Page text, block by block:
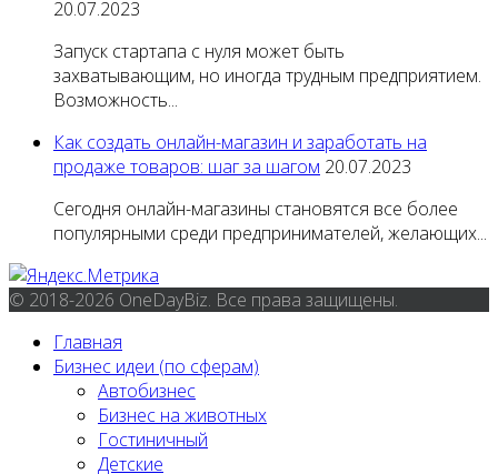
20.07.2023
Запуск стартапа с нуля может быть
захватывающим, но иногда трудным предприятием.
Возможность...
Как создать онлайн-магазин и заработать на
продаже товаров: шаг за шагом 20.07.2023
Сегодня онлайн-магазины становятся все более
популярными среди предпринимателей, желающих...
© 2018-2026 OneDayBiz. Все права защищены.
Главная
Бизнес идеи (по сферам)
Автобизнес
Бизнес на животных
Гостиничный
Детские